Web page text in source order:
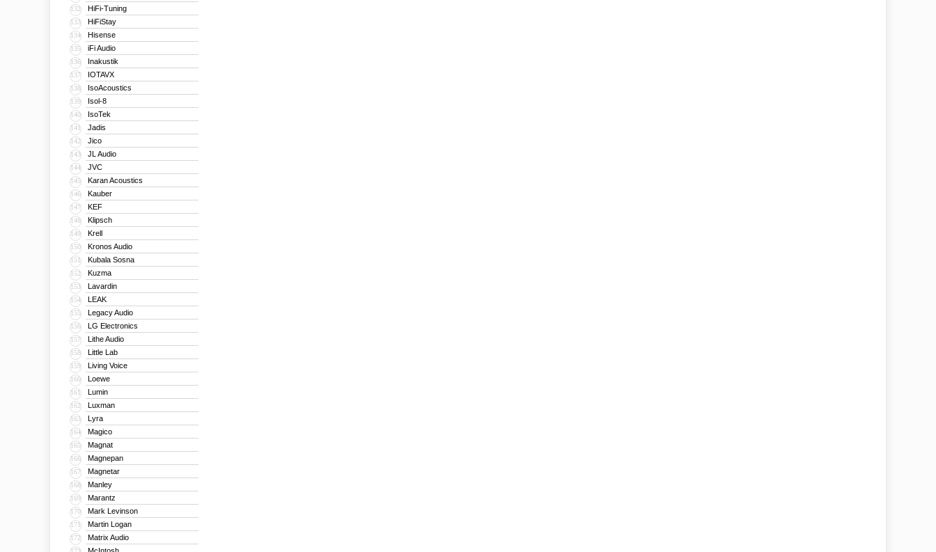
132 HiFi-Tuning
133 HiFiStay
134 Hisense
135 iFi Audio
136 Inakustik
137 IOTAVX
138 IsoAcoustics
139 Isol-8
140 IsoTek
141 Jadis
142 Jico
143 JL Audio
144 JVC
145 Karan Acoustics
146 Kauber
147 KEF
148 Klipsch
149 Krell
150 Kronos Audio
151 Kubala Sosna
152 Kuzma
153 Lavardin
154 LEAK
155 Legacy Audio
156 LG Electronics
157 Lithe Audio
158 Little Lab
159 Living Voice
160 Loewe
161 Lumin
162 Luxman
163 Lyra
164 Magico
165 Magnat
166 Magnepan
167 Magnetar
168 Manley
169 Marantz
170 Mark Levinson
171 Martin Logan
172 Matrix Audio